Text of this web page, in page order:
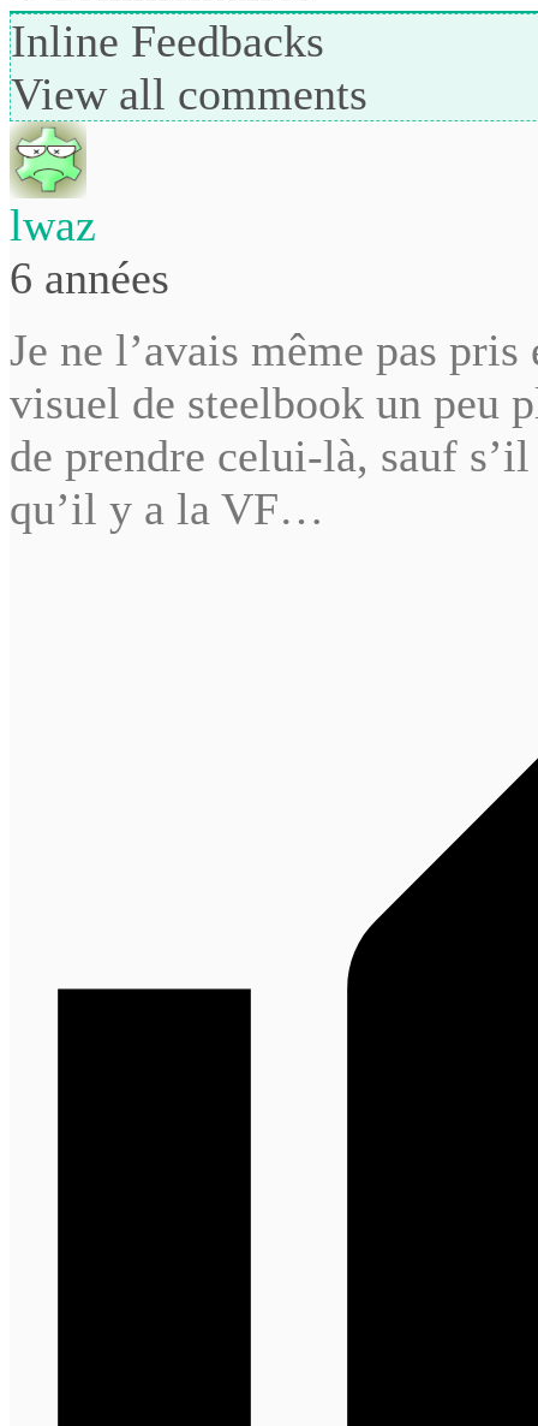
Inline Feedbacks
View all comments
lwaz
6 années
Je ne l’avais même pas
visuel de steelbook un peu
de prendre celui-là, sauf
qu’il y a la VF…